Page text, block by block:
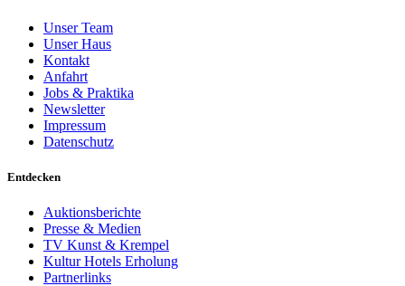
Unser Team
Unser Haus
Kontakt
Anfahrt
Jobs & Praktika
Newsletter
Impressum
Datenschutz
Entdecken
Auktionsberichte
Presse & Medien
TV Kunst & Krempel
Kultur Hotels Erholung
Partnerlinks